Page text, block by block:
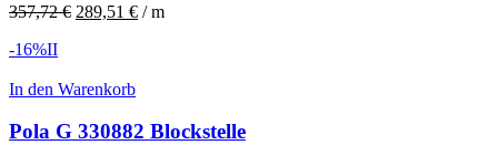
357,72€ 289,51 € /m
-16%II
In den Warenkorb
Pola G 330882 Blockstelle